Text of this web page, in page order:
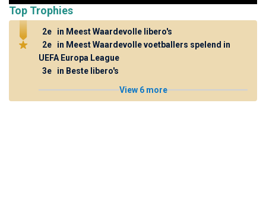
Top Trophies
2e
in Meest Waardevolle libero's
2e
in Meest Waardevolle voetballers spelend in
UEFA Europa League
3e
in Beste libero's
View 6 more